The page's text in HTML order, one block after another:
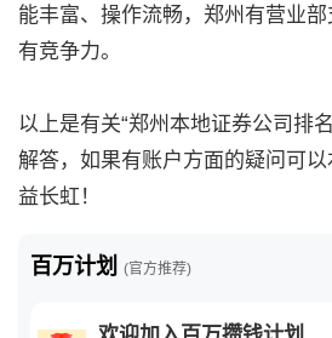
能丰富、操作流畅，郑州有营业
有竞争力。
以上是有关“郑州本地证券公司排
解答，如果有账户方面的疑问可
益长虹！
百万计划 (官方推荐)